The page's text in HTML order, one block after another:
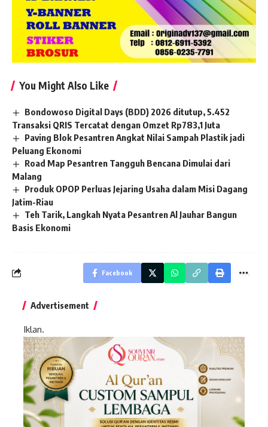
You Might Also Like
Bondowoso Digital Days (BDD) 2026 ditutup, 5.452
Transaksi QRIS Tercatat dengan Omzet Rp783,1 Juta
Paving Blok Pesantren Angkat Nilai Sampah Plastik jadi
Peluang Ekonomi
Road Map Pesantren Tangguh Bencana Dimulai dari
Malang
Produk OPOP Perluas Jejaring Usaha dalam Misi Dagang
Jatim-Riau
Teh Tarik, Langkah Nyata Pesantren Al Jauhar Bangun
Basis Ekonomi
Facebook
Advertisement
Iklan.